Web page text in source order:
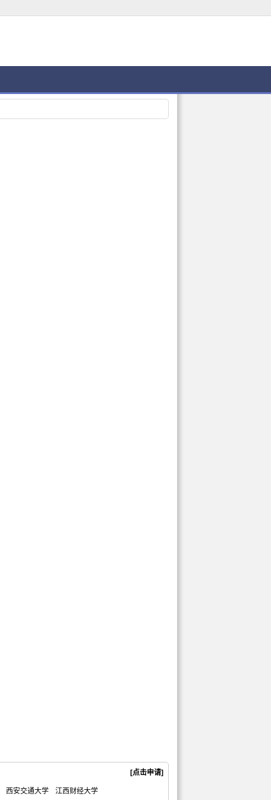
[点击申请]
西安交通大学 江西财经大学